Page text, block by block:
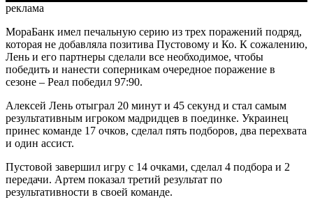
реклама
МораБанк имел печальную серию из трех поражений подряд,
которая не добавляла позитива Пустовому и Ко. К сожалению,
Лень и его партнеры сделали все необходимое, чтобы
победить и нанести соперникам очередное поражение в
сезоне – Реал победил 97:90.
Алексей Лень отыграл 20 минут и 45 секунд и стал самым
результативным игроком мадридцев в поединке. Украинец
принес команде 17 очков, сделал пять подборов, два перехвата
и один ассист.
Пустовой завершил игру с 14 очками, сделал 4 подбора и 2
передачи. Артем показал третий результат по
результативности в своей команде.